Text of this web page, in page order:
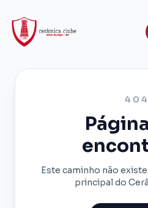
404
Este caminho não
principal do